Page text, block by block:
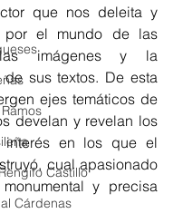
Castillo
Cárdenas
que nos deleita y
por el mundo de las
las imágenes y la
sus textos. De esta
ejes temáticos de
develan y revelan los
interés en los que el
cual apasionado
y precisa